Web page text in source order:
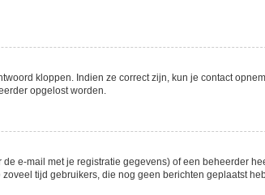
kloppen. Indien ze correct zijn, kun je contact
opgelost worden.
e-mail met je registratie gegevens) of een beheerder
tijd gebruikers, die nog geen berichten geplaatst